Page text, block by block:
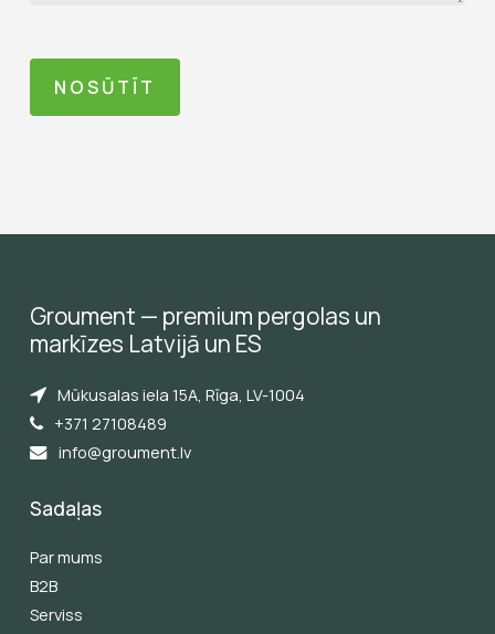
Groument — premium pergolas un
markīzes Latvijā un ES
Mūkusalas iela 15A, Rīga, LV-1004
+371 27108489
info@groument.lv
Sadaļas
Par mums
B2B
Serviss